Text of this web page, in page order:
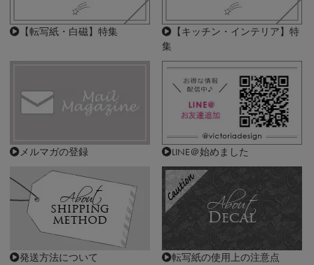
【転写紙・白磁】特集
【キッチン・インテリア】特
集
メルマガの登録 LINE＠始めました
発送方法について 転写紙の使用上の注意点